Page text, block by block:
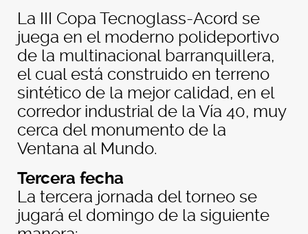
La III Copa Tecnoglass-Acord se
juega en el moderno polideportivo
de la multinacional barranquillera,
el cual está construido en terreno
sintético de la mejor calidad, en el
corredor industrial de la Vía 40, muy
cerca del monumento de la
Ventana al Mundo.
Tercera fecha
La tercera jornada del torneo se
jugará el domingo de la siguiente